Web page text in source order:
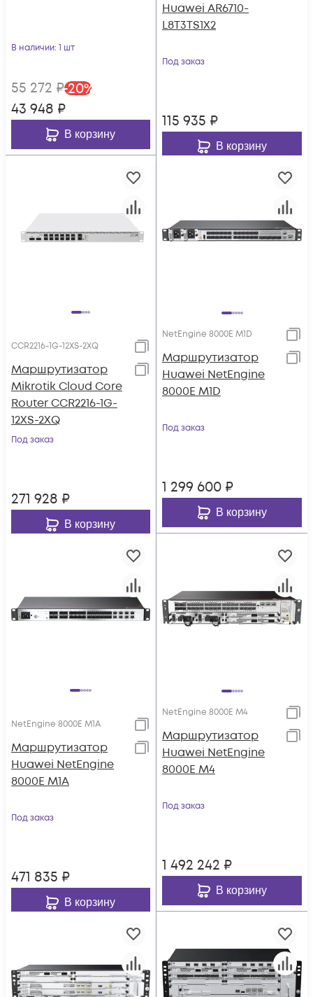
В наличии: 1 шт
55 272 ₽-20%
43 948 ₽
В корзину
Huawei AR6710-
L8T3TS1X2
Под заказ
115 935 ₽
В корзину
CCR2216-1G-12XS-2XQ
Маршрутизатор
Mikrotik Cloud Core
Router CCR2216-1G-
12XS-2XQ
Под заказ
271 928 ₽
В корзину
NetEngine 8000E M1D
Маршрутизатор
Huawei NetEngine
8000E M1D
Под заказ
1 299 600 ₽
В корзину
NetEngine 8000E M1A
Маршрутизатор
Huawei NetEngine
8000E M1A
Под заказ
471 835 ₽
В корзину
NetEngine 8000E M4
Маршрутизатор
Huawei NetEngine
8000E M4
Под заказ
1 492 242 ₽
В корзину